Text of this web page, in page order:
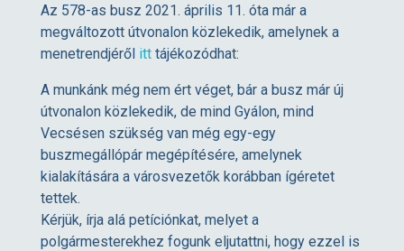
y
á
t
é
Az 578-as busz 2021. április 11. óta már a
megváltozott útvonalon közlekedik, amelynek a
menetrendjéről itt tájékozódhat:
A munkánk még nem ért véget, bár a busz már új
útvonalon közlekedik, de mind Gyálon, mind
Vecsésen szükség van még egy-egy
buszmegállópár megépítésére, amelynek
kialakítására a városvezetők korábban ígéretet
tettek.
Kérjük, írja alá petíciónkat, melyet a
polgármesterekhez fogunk eljutattni, hogy ezzel is